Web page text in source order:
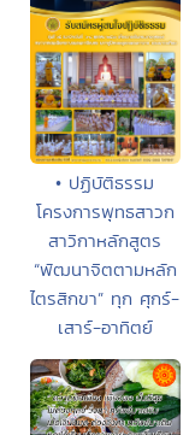
• ปฏิบัติธรรม
โครงการพุทธสาวก
สาวิกาหลักสูตร
“พัฒนาจิตตามหลัก
ไตรสิกขา” ทุก ศุกร์-
เสาร์-อาทิตย์